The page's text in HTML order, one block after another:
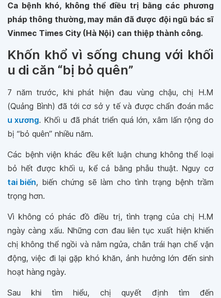
Ca bệnh khó, không thể điều trị bằng các phương
pháp thông thường, may mắn đã được đội ngũ bác sĩ
Vinmec Times City (Hà Nội) can thiệp thành công.
Khốn khổ vì sống chung với khối
u di căn “bị bỏ quên”
7 năm trước, khi phát hiện đau vùng chậu, chị H.M
(Quảng Bình) đã tới cơ sở y tế và được chẩn đoán mắc
u xương. Khối u đã phát triển quá lớn, xâm lấn rộng do
bị “bỏ quên” nhiều năm.
Các bệnh viện khác đều kết luận chung không thể loại
bỏ hết được khối u, kể cả bằng phẫu thuật. Nguy cơ
tai biến, biến chứng sẽ làm cho tình trạng bệnh trầm
trọng hơn.
Vì không có phác đồ điều trị, tình trạng của chị H.M
ngày càng xấu. Những cơn đau liên tục xuất hiện khiến
chị không thể ngồi và nằm ngửa, chân trái hạn chế vận
động, việc đi lại gặp khó khăn, ảnh hưởng lớn đến sinh
hoạt hàng ngày.
Sau khi tìm hiểu, chị quyết định tìm đến